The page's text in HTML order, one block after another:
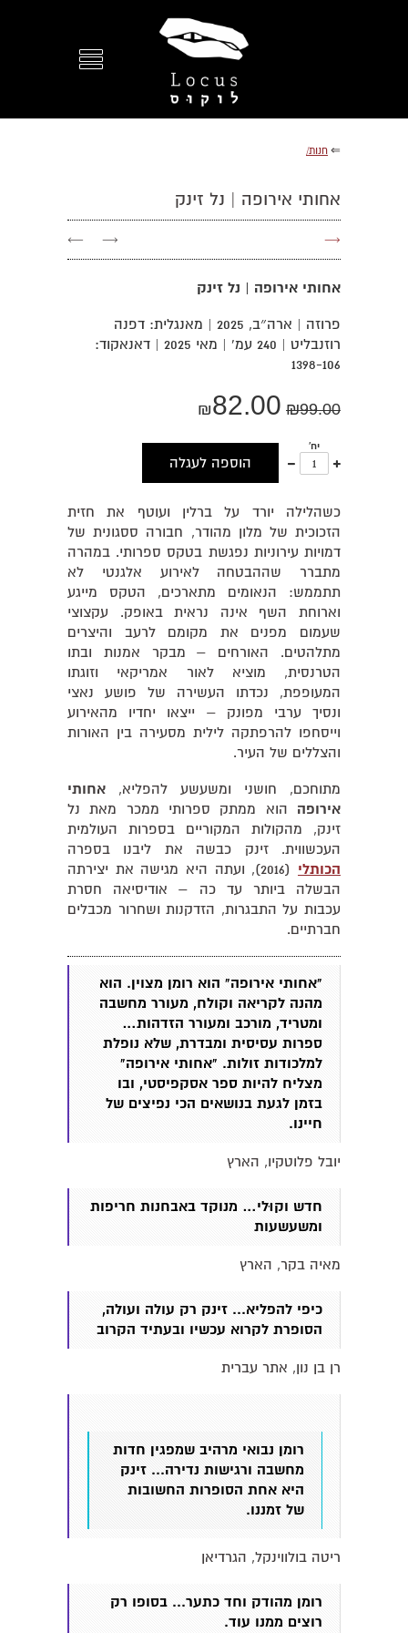
⇐ חנות/
אחותי אירופה | נל זינק
→
→
←
אחותי אירופה | נל זינק
פרוזה | ארה״ב, 2025 | מאנגלית: דפנה
רוזנבליט | 240 עמ' | מאי 2025 | דאנאקוד:
1398-106
₪99.00
₪82.00
יח'
עוד
אחד
הוספה לעגלה
כשהלילה יורד על ברלין ועוטף את חזית
הזכוכית של מלון מהודר, חבורה ססגונית של
דמויות עירוניות נפגשת בטקס ספרותי. במהרה
מתברר שההבטחה לאירוע אלגנטי לא
תתממש: הנאומים מתארכים, הטקס מייגע
וארוחת השף אינה נראית באופק. עקצוצי
שעמום מפנים את מקומם לרעב והיצרים
מתלהטים. האורחים – מבקר אמנות ובתו
הטרנסית, מוציא לאור אמריקאי וזוגתו
המעופפת, נכדתו העשירה של פושע נאצי
ונסיך ערבי מפונק – ייצאו יחדיו מהאירוע
וייסחפו להרפתקה לילית מסעירה בין האורות
והצללים של העיר.
מתוחכם, חושני ומשעשע להפליא, אחותי
אירופה הוא ממתק ספרותי ממכר מאת נל
זינק, מהקולות המקוריים בספרות העולמית
העכשווית. זינק כבשה את ליבנו בספרה
הכותלי
(2016), ועתה היא מגישה את יצירתה
הבשלה ביותר עד כה – אודיסיאה חסרת
עכבות על התבגרות, הזדקנות ושחרור מכבלים
חברתיים.
"אחותי אירופה" הוא רומן מצוין. הוא
מהנה לקריאה וקולח, מעורר מחשבה
ומטריד, מורכב ומעורר הזדהות…
ספרות עסיסית ומבדרת, שלא נופלת
למלכודות זולות. "אחותי אירופה"
מצליח להיות ספר אסקפיסטי, ובו
בזמן לגעת בנושאים הכי נפיצים של
חיינו.
יובל פלוטקיו, הארץ
חדש וקוּלי… מנוקד באבחנות חריפות
ומשעשעות
מאיה בקר, הארץ
כיפי להפליא... זינק רק עולה ועולה,
הסופרת לקרוא עכשיו ובעתיד הקרוב
רן בן נון, אתר עברית
רומן נבואי מרהיב שמפגין חדות
מחשבה ורגישות נדירה... זינק
היא אחת הסופרות החשובות
של זמננו.
ריטה בולווינקל, הגרדיאן
רומן מהודק וחד כתער... בסופו רק
רוצים ממנו עוד.